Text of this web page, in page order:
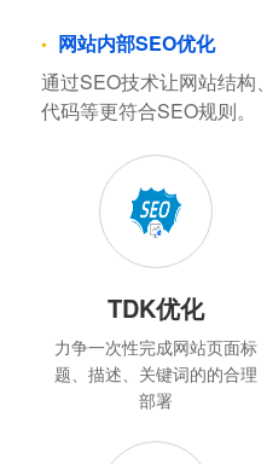
网站内部SEO优化
通过SEO技术让网站结构
代码等更符合SEO规则。
TDK优化
力争一次性完成网站页面标
题、描述、关键词的的合理
部署